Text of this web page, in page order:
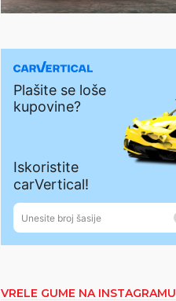
VRELE GUME NA INSTAGRAMU